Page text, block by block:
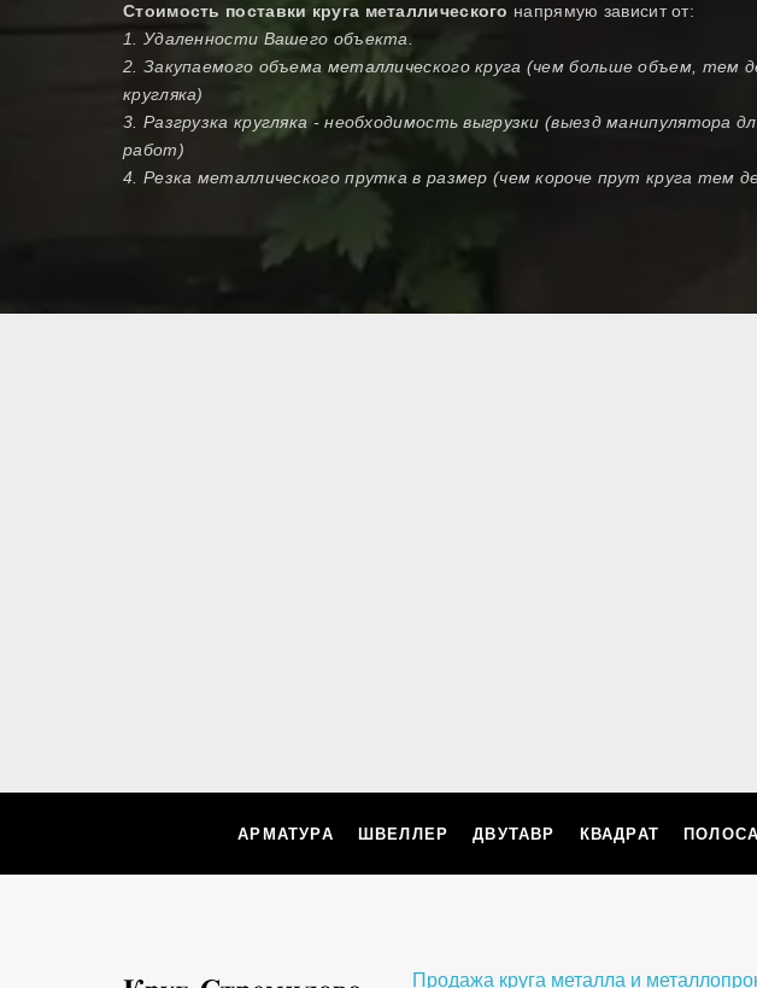
Стоимость поставки круга металлического напрямую зависит от:
1. Удаленности Вашего объекта.
2. Закупаемого объема металлического круга (чем больше объем, тем
кругляка)
3. Разгрузка кругляка - необходимость выгрузки (выезд манипулятора
работ)
4. Резка металлического прутка в размер (чем короче прут круга тем
АРМАТУРА ШВЕЛЛЕР ДВУТАВР КВАДРАТ ПОЛОСА
Продажа круга металла и